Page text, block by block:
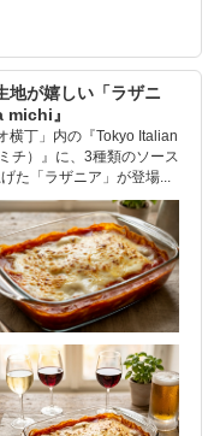
地が嬉しい「ラザニ
』
横丁」内の『Tokyo Italian
チ）』に、3種類のソース
た「ラザニア」が登場...